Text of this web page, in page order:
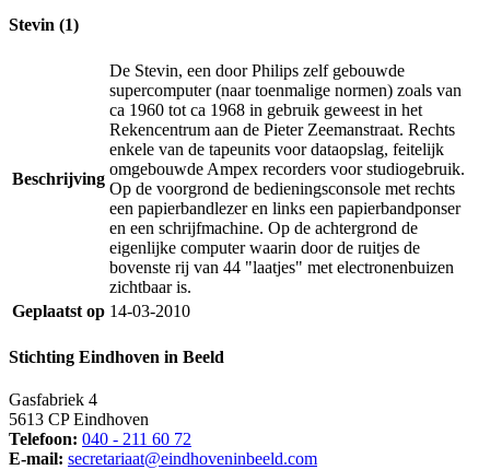
Stevin (1)
Beschrijving
De Stevin, een door Philips zelf gebouwde
supercomputer (naar toenmalige normen) zoals van
ca 1960 tot ca 1968 in gebruik geweest in het
Rekencentrum aan de Pieter Zeemanstraat. Rechts
enkele van de tapeunits voor dataopslag, feitelijk
omgebouwde Ampex recorders voor studiogebruik.
Op de voorgrond de bedieningsconsole met rechts
een papierbandlezer en links een papierbandponser
en een schrijfmachine. Op de achtergrond de
eigenlijke computer waarin door de ruitjes de
bovenste rij van 44 "laatjes" met electronenbuizen
zichtbaar is.
Geplaatst op 14-03-2010
Stichting Eindhoven in Beeld
Gasfabriek 4
5613 CP Eindhoven
Telefoon: 040 - 211 60 72
E-mail: secretariaat@eindhoveninbeeld.com